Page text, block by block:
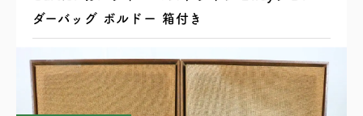
ダーバッグ ボルドー 箱付き
買取理由はこちら